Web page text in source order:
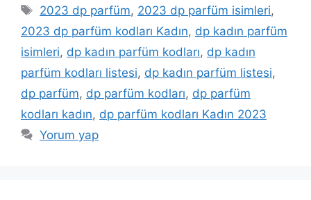
Etiketler
2023 dp parfüm, 2023 dp parfüm isimleri,
2023 dp parfüm kodları Kadın, dp kadın parfüm
isimleri, dp kadın parfüm kodları, dp kadın
parfüm kodları listesi, dp kadın parfüm listesi,
dp parfüm, dp parfüm kodları, dp parfüm
kodları kadın, dp parfüm kodları Kadın 2023
Yorum yap